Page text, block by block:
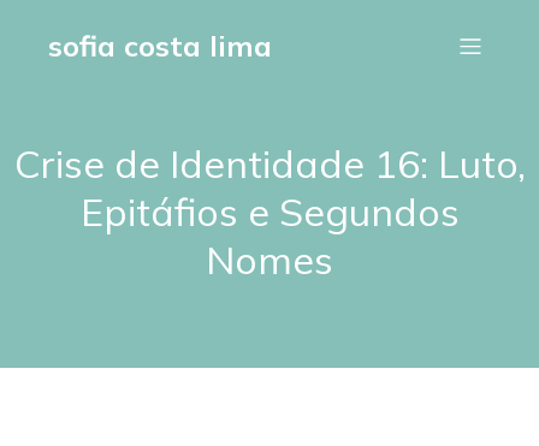
sofia costa lima
Crise de Identidade 16: Luto,
Epitáfios e Segundos
Nomes